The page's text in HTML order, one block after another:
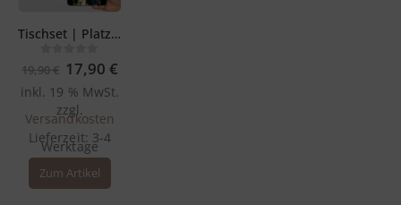
Tischset | Platzset selbst gestalten – 44 x 32 cm aus Premium Vinyl – abwischbar
out of 5
19,90€ Ursprünglicher
Preis
war:
19,90 €
17,90 €Aktueller
ist:
inkl. 19 % MwSt.
zzgl.
Versandkosten
Lieferzeit: 3-4
Werktage
Zum Artikel